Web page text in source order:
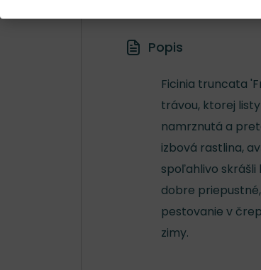
Popis
Ficinia truncata
trávou, ktorej
namrznutá a
izbová rastlina,
spoľahlivo skrášli
dobre
pestovanie v
zimy.